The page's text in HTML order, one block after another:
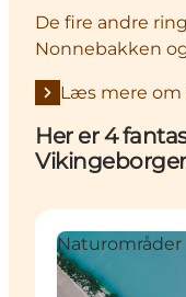
De fire andre
Nonnebakken
Læs mere
Her er 4
Faxe Kalkbrud -
Naturområder